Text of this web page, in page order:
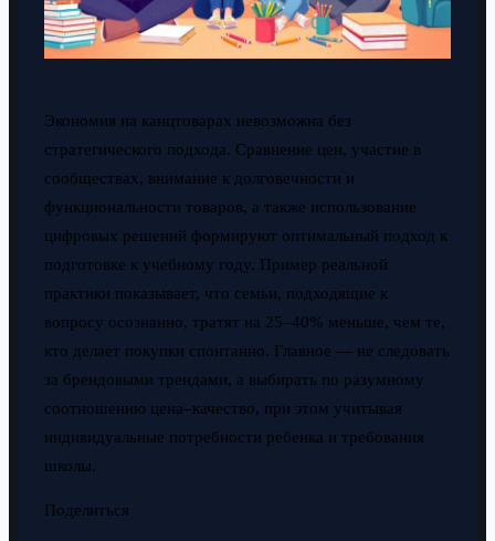
Экономия на канцтоварах невозможна без
стратегического подхода. Сравнение цен, участие в
сообществах, внимание к долговечности и
функциональности товаров, а также использование
цифровых решений формируют оптимальный подход к
подготовке к учебному году. Пример реальной
практики показывает, что семьи, подходящие к
вопросу осознанно, тратят на 25–40% меньше, чем те,
кто делает покупки спонтанно. Главное — не следовать
за брендовыми трендами, а выбирать по разумному
соотношению цена–качество, при этом учитывая
индивидуальные потребности ребенка и требования
школы.
Поделиться